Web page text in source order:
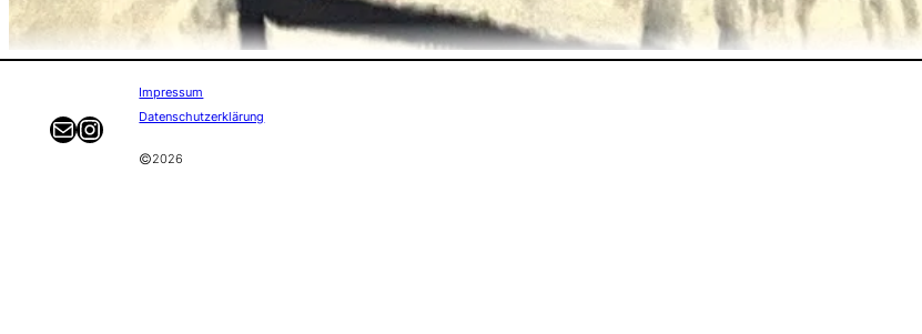
E-mailInstagram
Impressum
Datenschutzerklärung
©2026